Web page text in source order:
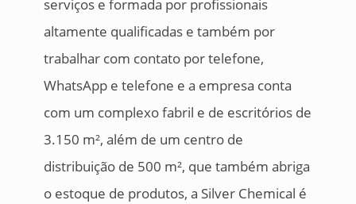
serviços e formada por profissionais
altamente qualificadas e também por
trabalhar com contato por telefone,
WhatsApp e telefone e a empresa conta
com um complexo fabril e de escritórios de
3.150 m², além de um centro de
distribuição de 500 m², que também abriga
o estoque de produtos, a Silver Chemical é